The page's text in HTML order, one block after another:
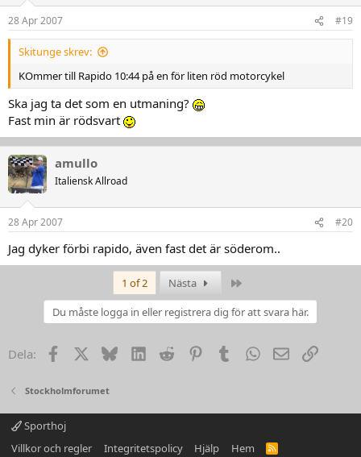
28 Apr 2007 #19
Skitunge skrev:
KOmmer till Rapido 10:44 på en för liten röd motorcykel
Ska jag ta det som en utmaning?
Fast min är rödsvart
amullo
Italiensk Allroad
28 Apr 2007 #20
Jag dyker förbi rapido, även fast det är söderom..
1 of 2 Nästa
Du måste logga in eller registrera dig för att svara här.
Dela: Facebook BlueskyLinkedIn
Reddit PinterestTumblrWhatsApp
EmailLink
Stockholmforumet
Sporthoj
Villkor och regler
Integritetspolicy Hjälp Hem
R